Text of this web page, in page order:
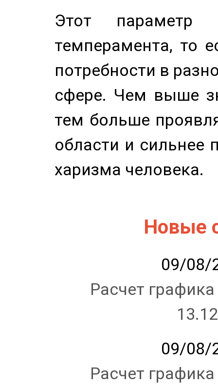
Этот параметр
темперамента, то
потребности в
сфере. Чем выше
тем больше
области и сильнее
харизма человека.
Новые
09/08/
Расчет
09/08/
Расчет